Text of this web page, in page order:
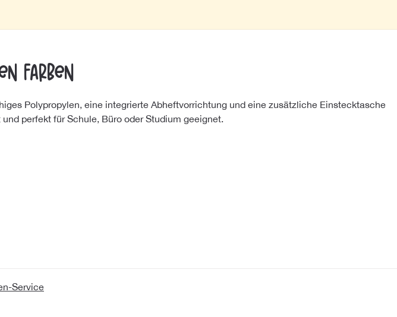
Farben
Polypropylen, eine integrierte Abheftvorrichtung und eine zusätzliche Einstecktasche
perfekt für Schule, Büro oder Studium geeignet.